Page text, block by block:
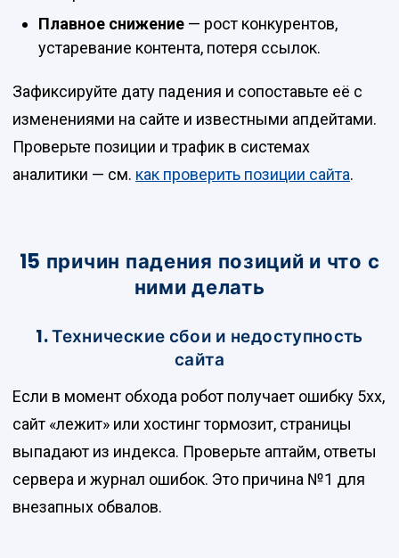
Плавное снижение— рост конкурентов,
устаревание контента, потеря ссылок.
Зафиксируйте дату падения и сопоставьте её с
изменениями на сайте и известными апдейтами.
Проверьте позиции и трафик в системах
аналитики — см. как проверить позиции сайта.
15 причин падения позиций и что с
ними делать
1. Технические сбои и недоступность
сайта
Если в момент обхода робот получает ошибку 5xx,
сайт «лежит» или хостинг тормозит, страницы
выпадают из индекса. Проверьте аптайм, ответы
сервера и журнал ошибок. Это причина №1 для
внезапных обвалов.